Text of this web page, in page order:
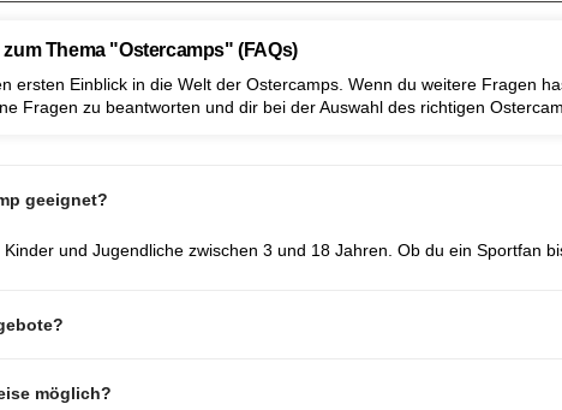
Thema "Ostercamps" (FAQs)
ersten Einblick in die Welt der Ostercamps. Wenn du weitere Fragen
Fragen zu beantworten und dir bei der Auswahl des richtigen
geeignet?
und Jugendliche zwischen 3 und 18 Jahren. Ob du ein Sportfan
möglich?